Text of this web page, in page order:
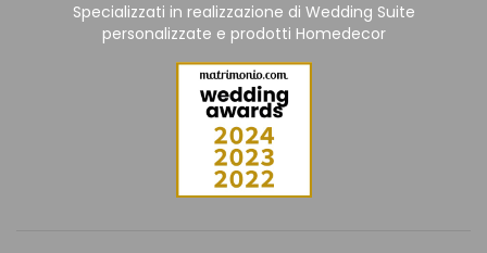
Specializzati in realizzazione di Wedding Suite
personalizzate e prodotti Homedecor